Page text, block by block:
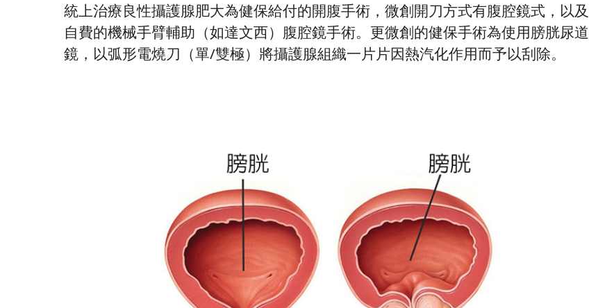
統上治療良性攝護腺肥大為健保給付的開腹手術，微創開刀方式有腹腔鏡式，以及
自費的機械手臂輔助（如達文西）腹腔鏡手術。更微創的健保手術為使用膀胱尿道
鏡，以弧形電燒刀（單/雙極）將攝護腺組織一片片因熱汽化作用而予以刮除。